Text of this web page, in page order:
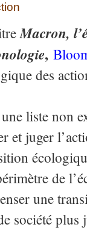
Macron,
,
des
liste non
et juger
de
une
société plus